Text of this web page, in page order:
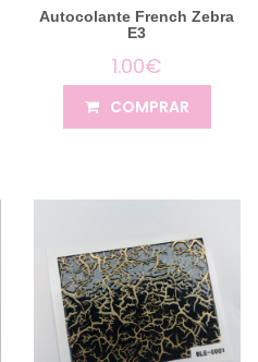
Autocolante French Zebra
E3
1.00€
COMPRAR